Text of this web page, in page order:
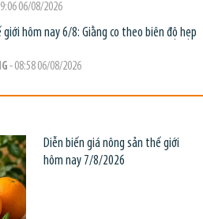
06/08/2026
hôm nay 6/8: Giằng co theo biên độ hẹp
- 08:58 06/08/2026
Diễn biến giá nông sản thế giới
hôm nay 7/8/2026